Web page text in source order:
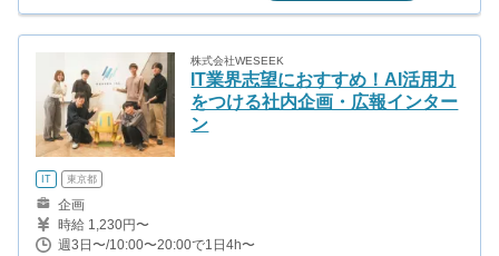
株式会社WESEEK
IT業界志望におすすめ！AI活用力
をつける社内企画・広報インター
ン
IT 東京都
企画
時給 1,230円〜
週3日〜/10:00〜20:00で1日4h〜